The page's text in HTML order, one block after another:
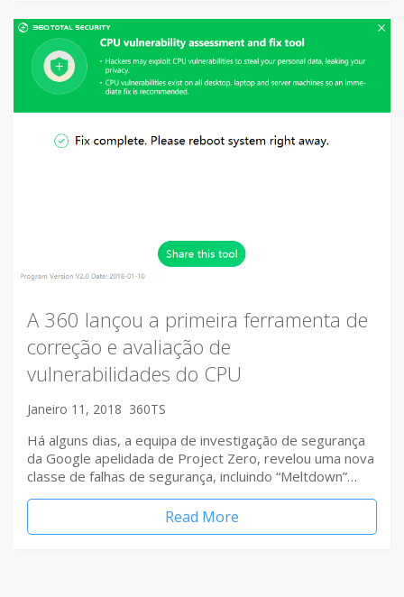
A 360 lançou a primeira ferramenta de
correção e avaliação de
vulnerabilidades do CPU
Janeiro 11, 2018 360TS
Há alguns dias, a equipa de investigação de segurança
da Google apelidada de Project Zero, revelou uma nova
classe de falhas de segurança, incluindo “Meltdown”…
Read More